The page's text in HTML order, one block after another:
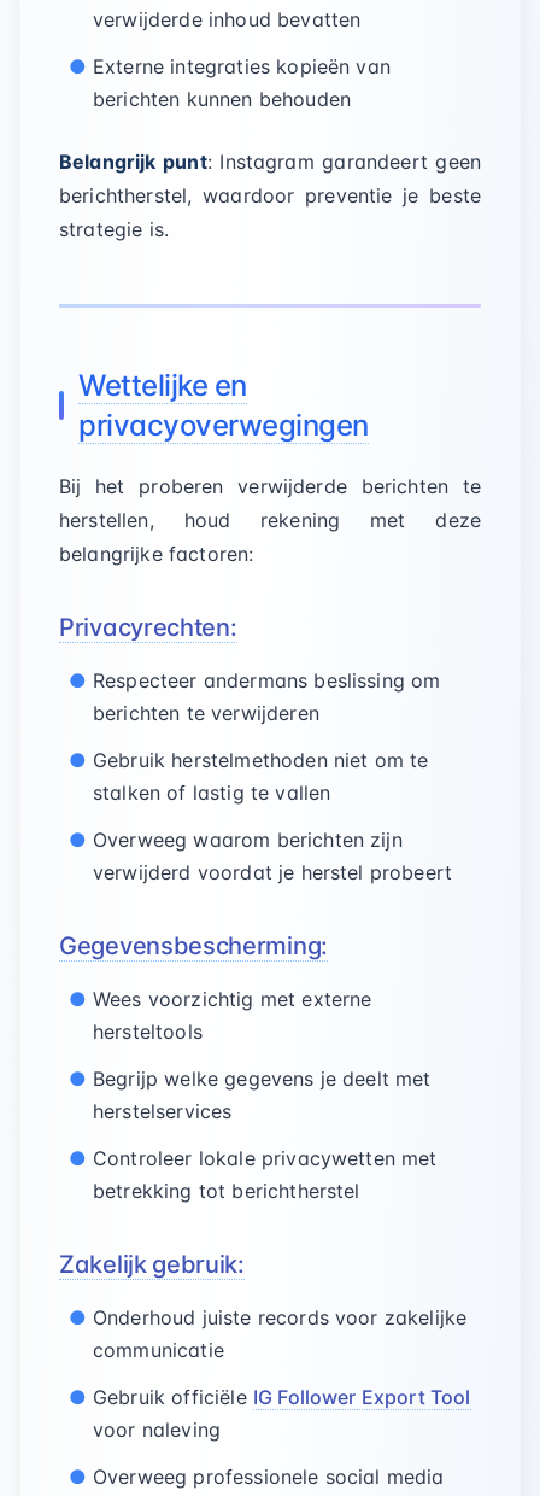
verwijderde inhoud bevatten
Externe integraties kopieën van
berichten kunnen behouden
Belangrijk punt: Instagram garandeert geen
berichtherstel, waardoor preventie je beste
strategie is.
Wettelijke en
privacyoverwegingen
Bij het proberen verwijderde berichten te
herstellen, houd rekening met deze
belangrijke factoren:
Privacyrechten:
Respecteer andermans beslissing om
berichten te verwijderen
Gebruik herstelmethoden niet om te
stalken of lastig te vallen
Overweeg waarom berichten zijn
verwijderd voordat je herstel probeert
Gegevensbescherming:
Wees voorzichtig met externe
hersteltools
Begrijp welke gegevens je deelt met
herstelservices
Controleer lokale privacywetten met
betrekking tot berichtherstel
Zakelijk gebruik:
Onderhoud juiste records voor zakelijke
communicatie
Gebruik officiële IG Follower Export Tool
voor naleving
Overweeg professionele social media